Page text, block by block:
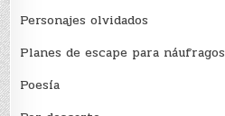
Personajes olvidados
Planes de escape para náufragos
Poesía